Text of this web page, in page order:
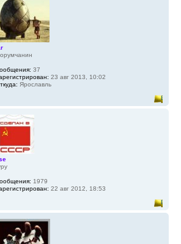
37
23 авг 2013, 10:02
Ярославль
1979
22 авг 2012, 18:53